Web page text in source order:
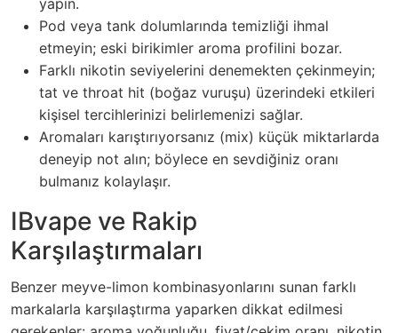
Pod veya tank dolumlarında temizliği ihmal
etmeyin; eski birikimler aroma profilini bozar.
Farklı nikotin seviyelerini denemekten çekinmeyin;
tat ve throat hit (boğaz vuruşu) üzerindeki etkileri
kişisel tercihlerinizi belirlemenizi sağlar.
Aromaları karıştırıyorsanız (mix) küçük miktarlarda
deneyip not alın; böylece en sevdiğiniz oranı
bulmanız kolaylaşır.
IBvape ve Rakip
Karşılaştırmaları
Benzer meyve-limon kombinasyonlarını sunan farklı
markalarla karşılaştırma yaparken dikkat edilmesi